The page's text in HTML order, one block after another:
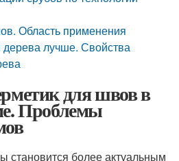
Область применения
дерева лучше. Свойства
для швов в
Проблемы
становится более актуальным